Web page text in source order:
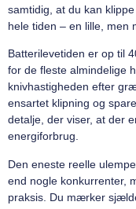
samtidig, at du kan
hele tiden – en lille, men
Batterilevetiden er op til
for de fleste almindelige
knivhastigheden efter
ensartet klipning og
detalje, der viser, at der
energiforbrug.
Den eneste reelle
end nogle konkurrenter,
praksis. Du mærker